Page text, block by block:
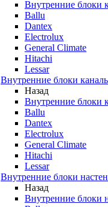
Внутренние блоки
Ballu
Dantex
Electrolux
General Climate
Hitachi
Lessar
Внутренние блоки
Назад
Внутренние блоки
Ballu
Dantex
Electrolux
General Climate
Hitachi
Lessar
Внутренние блоки
Назад
Внутренние блоки